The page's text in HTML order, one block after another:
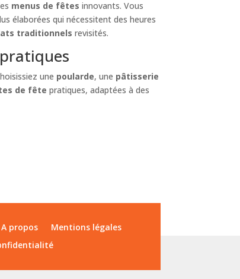
menus de fêtes innovants. Vous
élaborées qui nécessitent des heures
traditionnels revisités.
une poularde, une pâtisserie
de fête pratiques, adaptées à des
A propos
Mentions légales